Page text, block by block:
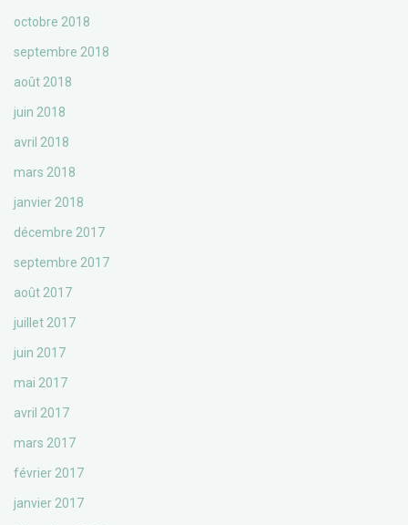
octobre 2018
septembre 2018
août 2018
juin 2018
avril 2018
mars 2018
janvier 2018
décembre 2017
septembre 2017
août 2017
juillet 2017
juin 2017
mai 2017
avril 2017
mars 2017
février 2017
janvier 2017